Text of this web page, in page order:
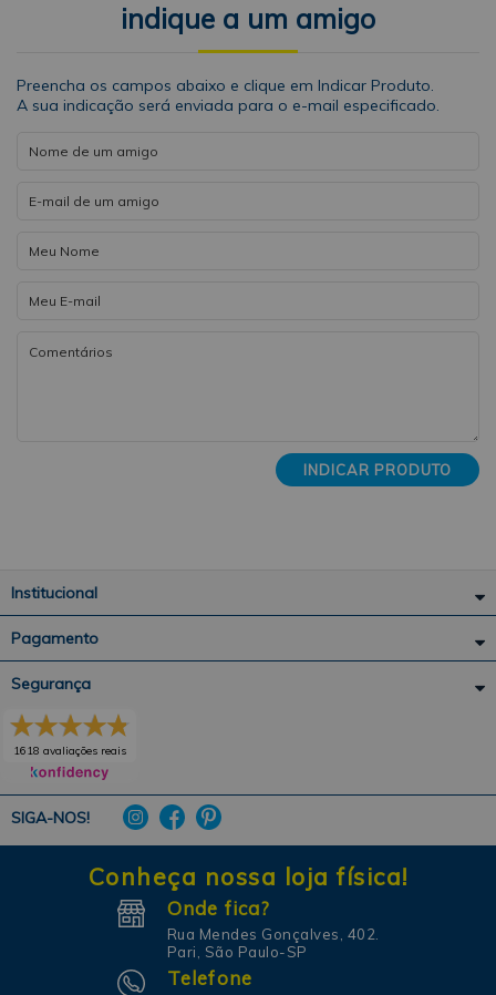
indique a um amigo
Preencha os campos abaixo e clique em Indicar Produto.
A sua indicação será enviada para o e-mail especificado.
INDICAR PRODUTO
Institucional
Pagamento
SIGA-NOS!
Segurança
1618 avaliações reais
Conheça nossa loja física!
Onde fica?
Rua Mendes Gonçalves, 402.
Pari, São Paulo-SP
Telefone